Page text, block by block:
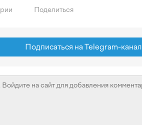
Поделиться
Подписаться на Telegram-канал